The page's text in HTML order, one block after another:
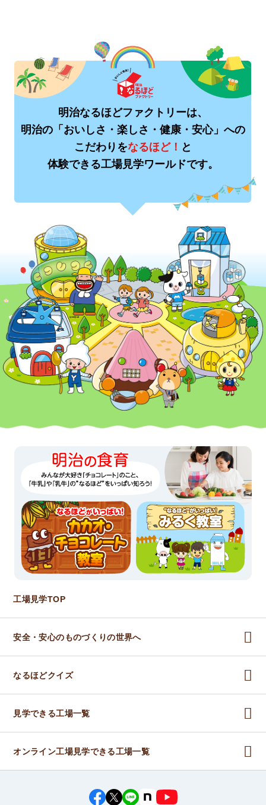
明治なるほどファクトリーは、
明治の「おいしさ・楽しさ・健康・安心」への
こだわりをなるほど！ と
体験できる工場見学ワールドです。
工場見学TOP
安全・安心のものづくりの世界へ
なるほどクイズ
見学できる工場一覧
オンライン工場見学できる工場一覧